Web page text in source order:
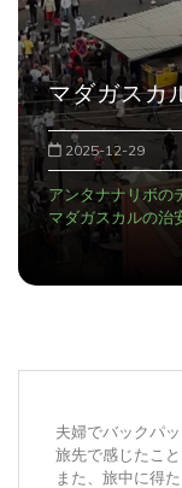
マダガスカ
2025-12-29
アンタナナリボの
マダガスカルの治
夫婦でバックパ
旅先で感じたこ
また、旅中に得